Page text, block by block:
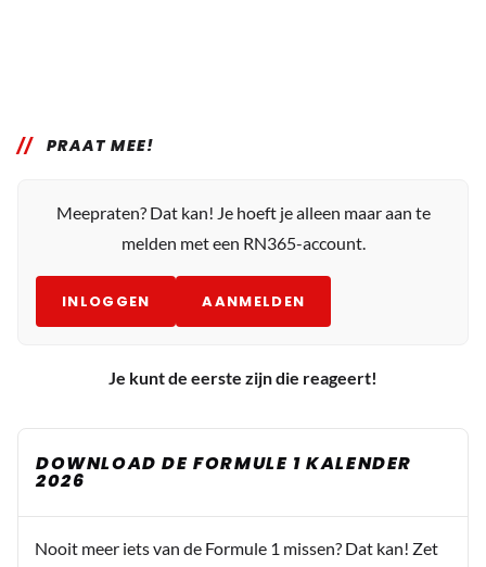
PRAAT MEE!
Meepraten? Dat kan! Je hoeft je alleen maar aan te
melden met een RN365-account.
INLOGGEN AANMELDEN
Je kunt de eerste zijn die reageert!
DOWNLOAD DE FORMULE 1 KALENDER
2026
Nooit meer iets van de Formule 1 missen? Dat kan! Zet